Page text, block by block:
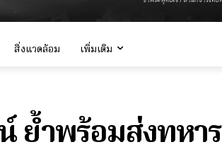
สิ่งแวดล้อม เพิ่มเติม
ย้ำพร้อมส่งทหาร